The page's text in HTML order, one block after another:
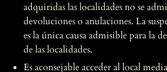
adquiridas las localidades no se
devoluciones o anulaciones. La
es la única causa admisible para la
de las localidades.
Es aconsejable acceder al local